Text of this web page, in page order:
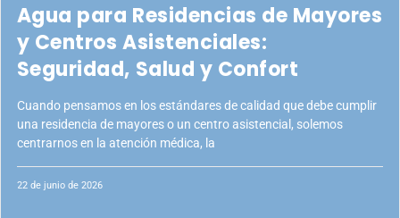
Agua para Residencias de Mayores
y Centros Asistenciales:
Seguridad, Salud y Confort
Cuando pensamos en los estándares de calidad que debe cumplir
una residencia de mayores o un centro asistencial, solemos
centrarnos en la atención médica, la
22 de junio de 2026